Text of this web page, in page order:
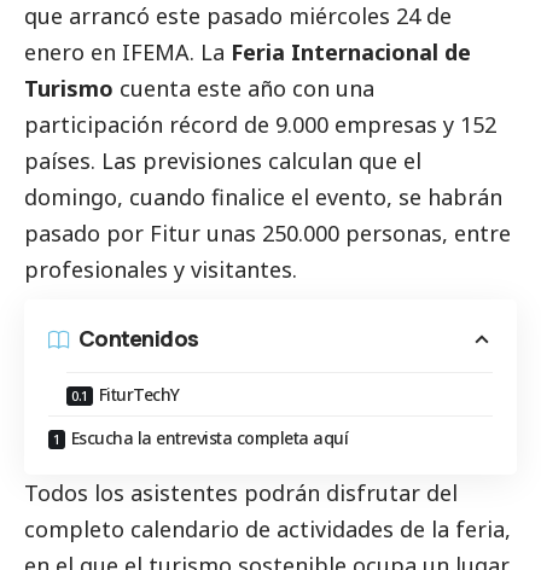
que arrancó este pasado miércoles 24 de
enero en IFEMA. La Feria Internacional de
Turismo cuenta este año con una
participación récord de 9.000 empresas y 152
países. Las previsiones calculan que el
domingo, cuando finalice el evento, se habrán
pasado por Fitur unas 250.000 personas, entre
profesionales y visitantes.
Contenidos
FiturTechY
Escucha la entrevista completa aquí
Todos los asistentes podrán disfrutar del
completo calendario de actividades de la feria,